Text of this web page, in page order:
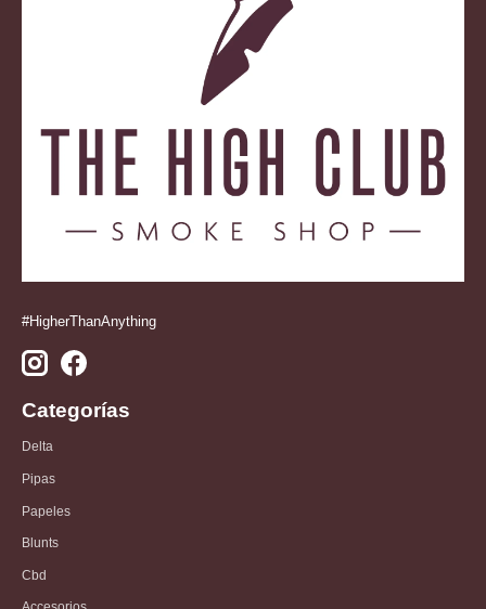
#HigherThanAnything
Categorías
Delta
Pipas
Papeles
Blunts
Cbd